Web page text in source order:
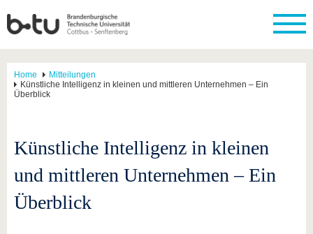
Home
Mitteilungen
Künstliche Intelligenz in kleinen und mittleren Unternehmen – Ein
Überblick
Künstliche Intelligenz in kleinen
und mittleren Unternehmen – Ein
Überblick